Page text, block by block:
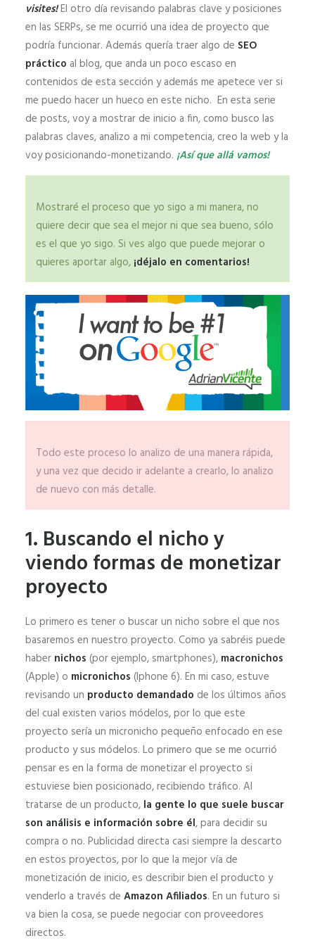
visites!El otro día revisando palabras clave y posiciones
en las SERPs, se me ocurrió una idea de proyecto que
podría funcionar. Además quería traer algo de SEO
práctico al blog, que anda un poco escaso en
contenidos de esta sección y además me apetece ver si
me puedo hacer un hueco en este nicho. En esta serie
de posts, voy a mostrar de inicio a fin, como busco las
palabras claves, analizo a mi competencia, creo la web y la
voy posicionando-monetizando. ¡Así que allá vamos!
Mostraré el proceso que yo sigo a mi manera, no
quiere decir que sea el mejor ni que sea bueno, sólo
es el que yo sigo. Si ves algo que puede mejorar o
quieres aportar algo, ¡déjalo en comentarios!
Todo este proceso lo analizo de una manera rápida,
y una vez que decido ir adelante a crearlo, lo analizo
de nuevo con más detalle.
1. Buscando el nicho y
viendo formas de monetizar
proyecto
Lo primero es tener o buscar un nicho sobre el que nos
basaremos en nuestro proyecto. Como ya sabréis puede
haber nichos (por ejemplo, smartphones), macronichos
(Apple) o micronichos (Iphone 6). En mi caso, estuve
revisando un producto demandado de los últimos años
del cual existen varios módelos, por lo que este
proyecto sería un micronicho pequeño enfocado en ese
producto y sus módelos. Lo primero que se me ocurrió
pensar es en la forma de monetizar el proyecto si
estuviese bien posicionado, recibiendo tráfico. Al
tratarse de un producto, la gente lo que suele buscar
son análisis e información sobre él, para decidir su
compra o no. Publicidad directa casi siempre la descarto
en estos proyectos, por lo que la mejor vía de
monetización de inicio, es describir bien el producto y
venderlo a través de Amazon Afiliados. En un futuro si
va bien la cosa, se puede negociar con proveedores
directos.